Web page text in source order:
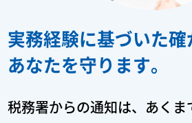
実務経験に基づいた確
あなたを守ります。
税務署からの通知は、あく